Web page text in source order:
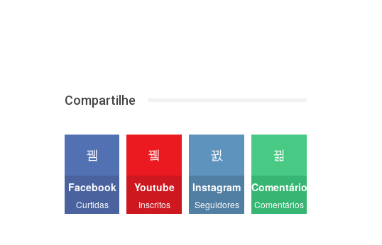
Compartilhe
Facebook
Curtidas
Youtube
Inscritos
Instagram
Seguidores
Comentários
Comentários